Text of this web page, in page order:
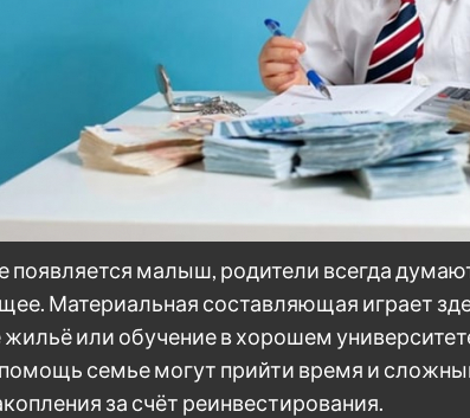
появляется малыш, родители всегда
Материальная составляющая играет
или обучение в хорошем
семье могут прийти время и
за счёт реинвестирования.